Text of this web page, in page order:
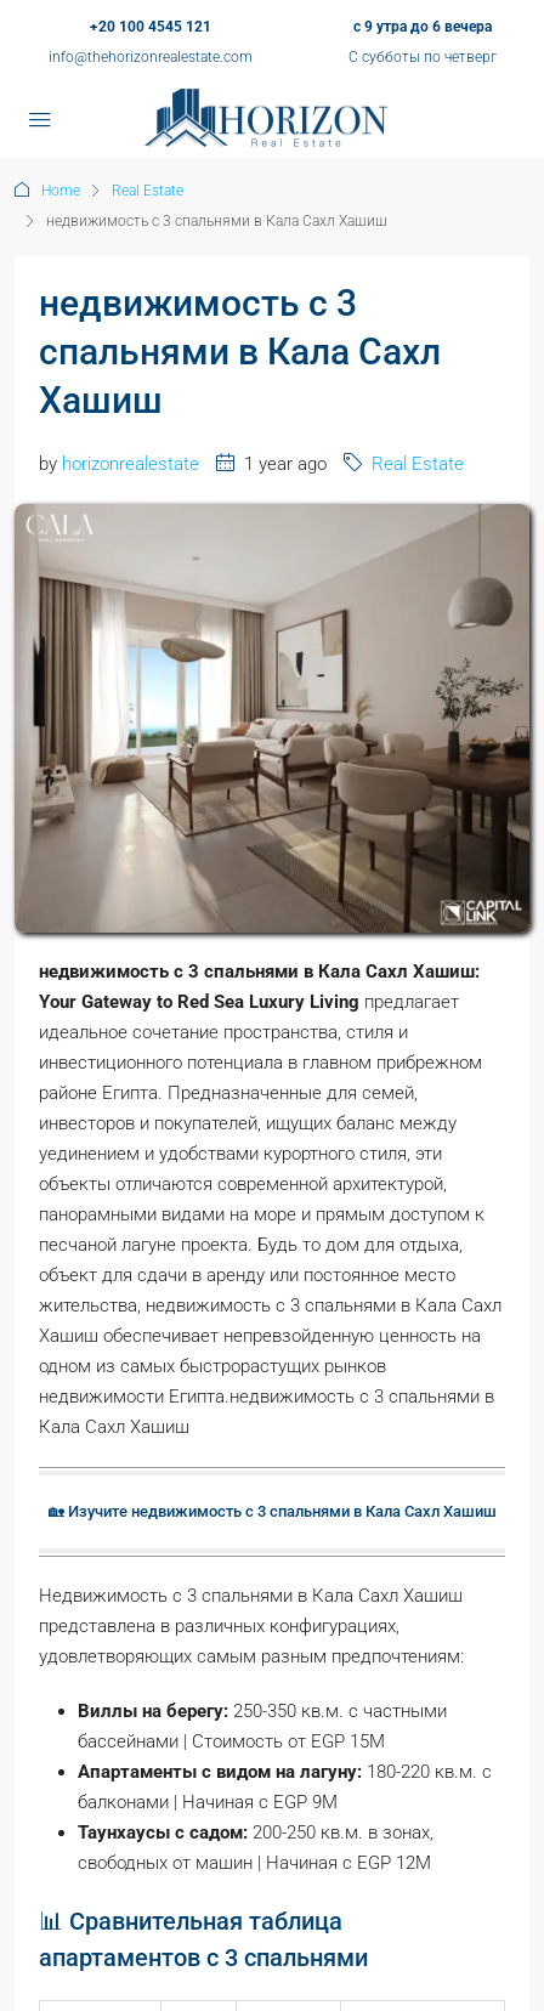
+20 100 4545 121
info@thehorizonrealestate.com
с 9 утра до 6 вечера
С субботы по четверг
Home
Real Estate
недвижимость с 3 спальнями в Кала Сахл Хашиш
недвижимость с 3
спальнями в Кала Сахл
Хашиш
by horizonrealestate 1 year ago Real Estate
недвижимость с 3 спальнями в Кала Сахл Хашиш:
Your Gateway to Red Sea Luxury Living предлагает
идеальное сочетание пространства, стиля и
инвестиционного потенциала в главном прибрежном
районе Египта. Предназначенные для семей,
инвесторов и покупателей, ищущих баланс между
уединением и удобствами курортного стиля, эти
объекты отличаются современной архитектурой,
панорамными видами на море и прямым доступом к
песчаной лагуне проекта. Будь то дом для отдыха,
объект для сдачи в аренду или постоянное место
жительства, недвижимость с 3 спальнями в Кала Сахл
Хашиш обеспечивает непревзойденную ценность на
одном из самых быстрорастущих рынков
недвижимости Египта.недвижимость с 3 спальнями в
Кала Сахл Хашиш
🏡 Изучите недвижимость с 3 спальнями в Кала Сахл Хашиш
Недвижимость с 3 спальнями в Кала Сахл Хашиш
представлена в различных конфигурациях,
удовлетворяющих самым разным предпочтениям:
Виллы на берегу: 250-350 кв.м. с частными
бассейнами | Стоимость от EGP 15M
Апартаменты с видом на лагуну: 180-220 кв.м. с
балконами | Начиная с EGP 9M
Таунхаусы с садом: 200-250 кв.м. в зонах,
свободных от машин | Начиная с EGP 12M
📊 Сравнительная таблица
апартаментов с 3 спальнями